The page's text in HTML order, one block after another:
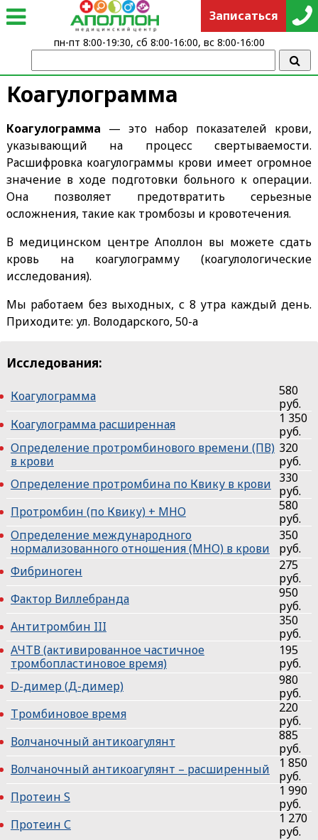
Коагулограмма
Коагулограмма — это набор показателей крови,
указывающий на процесс свертываемости.
Расшифровка коагулограммы крови имеет огромное
значение в ходе подготовки больного к операции.
Она позволяет предотвратить серьезные
осложнения, такие как тромбозы и кровотечения.
В медицинском центре Аполлон вы можете сдать
кровь на коагулограмму (коагулологические
исследования).
Мы работаем без выходных, с 8 утра каждый день.
Приходите: ул. Володарского, 50-а
Исследования:
Коагулограмма
580
руб.
Коагулограмма расширенная
1 350
руб.
Определение протромбинового времени (ПВ)
в крови
320
руб.
Определение протромбина по Квику в крови 330
руб.
Протромбин (по Квику) + МНО
580
руб.
Определение международного
нормализованного отношения (МНО) в крови
350
руб.
Фибриноген
275
руб.
Фактор Виллебранда
950
руб.
Антитромбин III
350
руб.
АЧТВ (активированное частичное
тромбопластиновое время)
195
руб.
D-димер (Д-димер)
980
руб.
Тромбиновое время
220
руб.
Волчаночный антикоагулянт
885
руб.
Волчаночный антикоагулянт – расширенный
1 850
руб.
Протеин S
1 990
руб.
Протеин С
1 270
руб.
Записаться
пн-пт 8:00-19:30, сб 8:00-16:00, вс 8:00-16:00